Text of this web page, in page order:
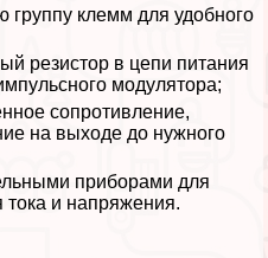
клемм для удобного
резистор в цепи питания
модулятора;
сопротивление,
на выходе до нужного
приборами для
тока и напряжения.